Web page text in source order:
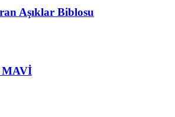
Aşıklar Biblosu